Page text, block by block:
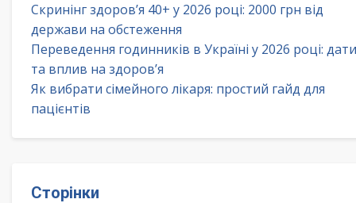
Скринінг здоров’я 40+ у 2026 році: 2000 грн від
держави на обстеження
Переведення годинників в Україні у 2026 році: дати
та вплив на здоров’я
Як вибрати сімейного лікаря: простий гайд для
пацієнтів
Сторінки